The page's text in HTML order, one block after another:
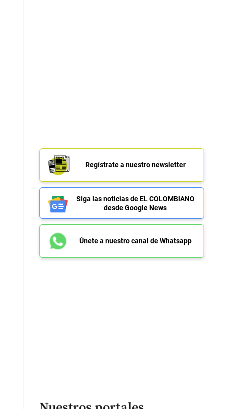
Regístrate a nuestro newsletter
Siga las noticias de EL COLOMBIANO
desde Google News
Únete a nuestro canal de Whatsapp